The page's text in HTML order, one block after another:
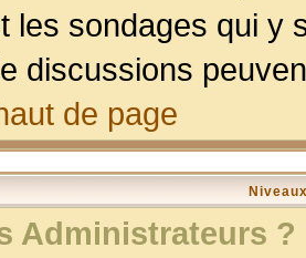
les sondages qui y
discussions
de page
Administrateurs ?